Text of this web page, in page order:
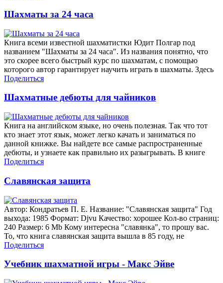
Шахматы за 24 часа
Книга всеми известной шахматистки Юдит Полгар под
названием "Шахматы за 24 часа". Из названия понятно, что
это скорее всего быстрый курс по шахматам, с помощью
которого автор гарантирует научить играть в шахматы. Здесь
Поделиться
Шахматные дебюты для чайников
Книга на английском языке, но очень полезная. Так что тот
кто знает этот язык, может легко качать и заниматься по
данной книжке. Вы найдете все самые распространенные
дебюты, и узнаете как правильно их разыгрывать. В книге
Поделиться
Славянская защита
Автор: Кондратьев П. Е. Название: "Славянская защита" Год
выхода: 1985 Формат: Djvu Качество: хорошее Кол-во страниц:
240 Размер: 6 Mb Кому интересна "славянка", то прошу вас.
То, что книга славянская защита вышла в 85 году, не
Поделиться
Учебник шахматной игры - Макс Эйве